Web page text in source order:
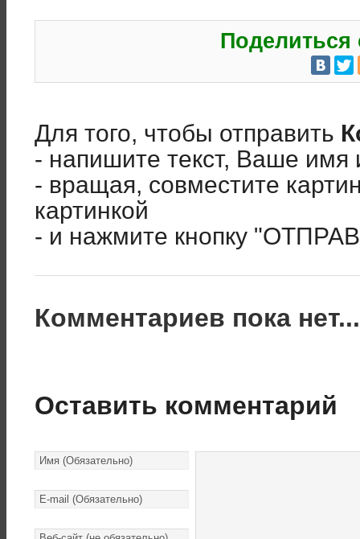
Поделиться
Для того, чтобы отправить
- напишите текст, Ваше имя
- вращая, совместите
картинкой
- и нажмите кнопку
Комментариев пока
Оставить комментарий